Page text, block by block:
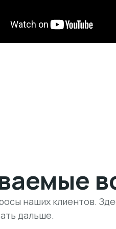
наших клиентов.
дальше.